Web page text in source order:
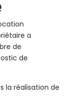
a
de
de
la réalisation de